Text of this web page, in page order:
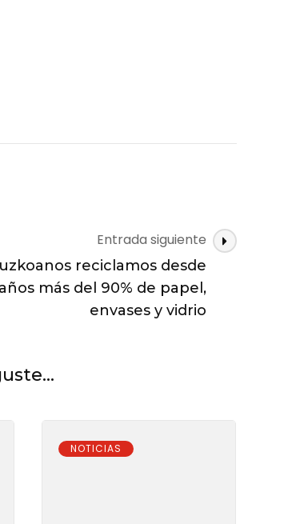
Entrada siguiente
reciclamos desde
más del 90% de papel,
envases y vidrio
NOTICIAS